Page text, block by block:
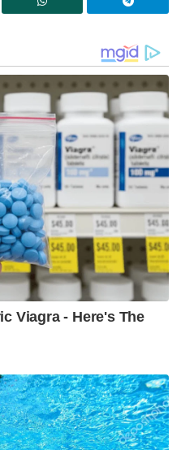
നേതാവാണ്. 1952-
പങ്കെടുക്കുന്നതിനിടെ
മഖൻലാൽ
കശ്മീരിൽ വെച്ച്
ഡൽഹി പൊലീസും
കോടതിയിൽ
അദ്ദേഹം,
ദേശീയ ഗീതം പാടി
മറക്കാത്ത
മലയാളികൾക്ക്
112 സ്പെഷ്യൽ
ഒന്നിച്ചു മുന്നോട്ട്’;
പശ്ചിമ